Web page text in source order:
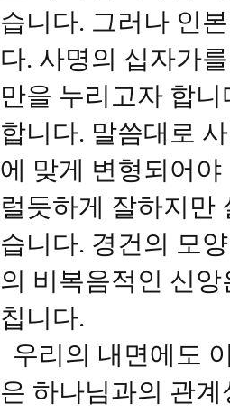
습니다. 그러나 인
다. 사명의 십자가
만을 누리고자 합
합니다. 말씀대로
에 맞게 변형되어
럴듯하게 잘하지만
습니다. 경건의 모
의 비복음적인 신
칩니다.
우리의 내면에도
은 하나님과의 관